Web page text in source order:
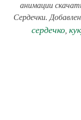
анимации
Сердечки.
сердечко